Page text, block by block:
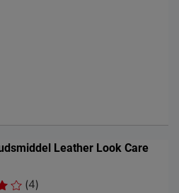
Leather Look Care
(4)